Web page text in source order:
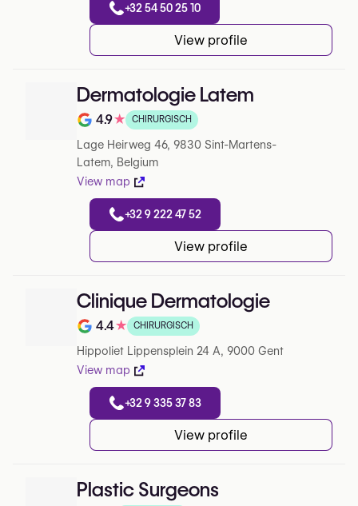
+32 54 50 25 10
View profile
Dermatologie Latem
Note de 4.9 sur 5 sur Google
4.9★ CHIRURGISCH
Lage Heirweg 46, 9830 Sint-Martens-
Latem, Belgium
View map
+32 9 222 47 52
View profile
Clinique Dermatologie
Note de 4.4 sur 5 sur Google
4.4★ CHIRURGISCH
Hippoliet Lippensplein 24 A, 9000 Gent
View map
+32 9 335 37 83
View profile
Plastic Surgeons